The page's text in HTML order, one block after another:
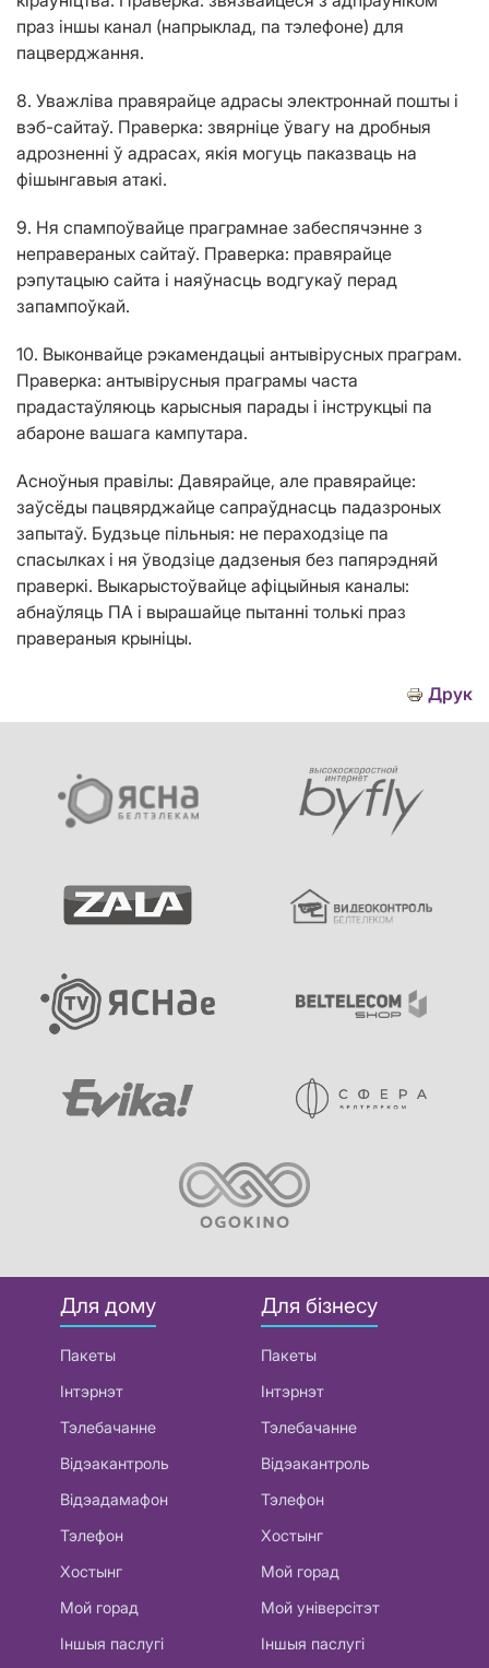
праз іншы канал (напрыклад, па тэлефоне) для
пацверджання.
8. Уважліва правярайце адрасы электроннай пошты і
вэб-сайтаў. Праверка: звярніце ўвагу на дробныя
адрозненні ў адрасах, якія могуць паказваць на
фішынгавыя атакі.
9. Ня спампоўвайце праграмнае забеспячэнне з
неправераных сайтаў. Праверка: правярайце
рэпутацыю сайта і наяўнасць водгукаў перад
запампоўкай.
10. Выконвайце рэкамендацыі антывірусных праграм.
Праверка: антывірусныя праграмы часта
прадастаўляюць карысныя парады і інструкцыі па
абароне вашага кампутара.
Асноўныя правілы: Давярайце, але правярайце:
заўсёды пацвярджайце сапраўднасць падазроных
запытаў. Будзьце пільныя: не пераходзіце па
спасылках і ня ўводзіце дадзеныя без папярэдняй
праверкі. Выкарыстоўвайце афіцыйныя каналы:
абнаўляць ПА і вырашайце пытанні толькі праз
правераныя крыніцы.
Друк
Для дому
Пакеты
Інтэрнэт
Тэлебачанне
Відэакантроль
Відэадамафон
Тэлефон
Хостынг
Мой горад
Іншыя паслугі
Для бізнесу
Пакеты
Інтэрнэт
Тэлебачанне
Відэакантроль
Тэлефон
Хостынг
Мой горад
Мой універсітэт
Іншыя паслугі